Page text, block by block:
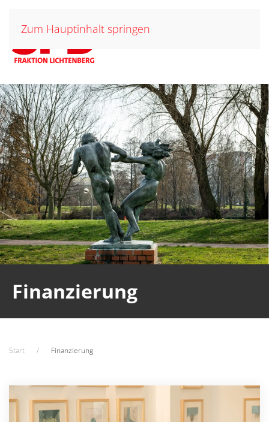
Zum Hauptinhalt springen
Finanzierung
Start Finanzierung